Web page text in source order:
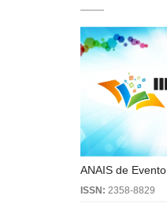
ANAIS de Evento
ISSN: 2358-8829